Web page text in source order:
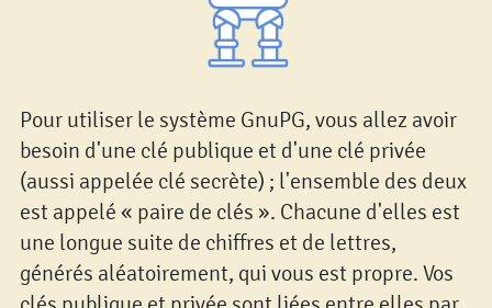
Pour utiliser le système GnuPG, vous allez avoir
besoin d'une clé publique et d'une clé privée
(aussi appelée clé secrète) ; l'ensemble des deux
est appelé « paire de clés ». Chacune d'elles est
une longue suite de chiffres et de lettres,
générés aléatoirement, qui vous est propre. Vos